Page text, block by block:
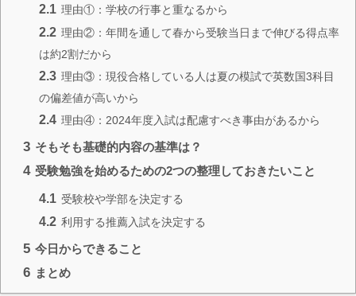
2.1 理由①：学校の行事と重なるから
2.2 理由②：年間を通して春から受験当日まで伸びる得点率
は約2割だから
2.3 理由③：現役合格している人は夏の模試で英数国3科目
の偏差値が高いから
2.4 理由④：2024年度入試は配慮すべき事由があるから
3 そもそも基礎的内容の基準は？
4 受験勉強を始めるための2つの整理しておきたいこと
4.1 受験校や学部を決定する
4.2 利用する推薦入試を決定する
5 今日からできること
6 まとめ